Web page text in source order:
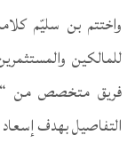
واختتم بن سليّم
للمالكين
فريق متخصص من
التفاصيل بهدف